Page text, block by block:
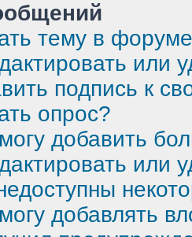
тему в
или
подпись к
опрос?
добавить
или
добавлять